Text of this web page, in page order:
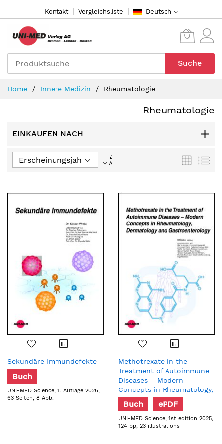
Inhalt
Kontakt Vergleichsliste Deutsch
Suche
Home Innere Medizin Rheumatologie
Rheumatologie
EINKAUFEN NACH
aufsteigender
Raster
Sekundäre Immundefekte
Buch
UNI-MED Science, 1. Auflage 2026,
63 Seiten, 8 Abb.
Methotrexate in the
Treatment of Autoimmune
Diseases – Modern
Concepts in Rheumatology,
Dermatology and
Gastroenterology
Buch ePDF
UNI-MED Science, 1st edition 2025,
124 pp, 23 illustrations